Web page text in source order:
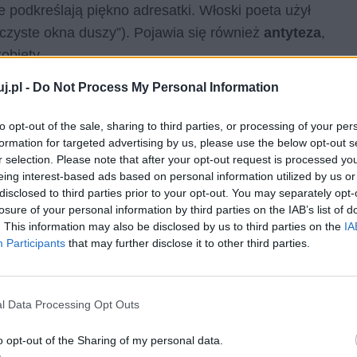
- Do Not Process My Personal Information
opt-out of the sale, sharing to third parties, or processing of your
for targeted advertising by us, please use the below opt-out
selection. Please note that after your opt-out request is processed
interest-based ads based on personal information utilized by us
to third parties prior to your opt-out. You may separately
of your personal information by third parties on the IAB’s list of
This information may also be disclosed by us to third parties on the
Participants that may further disclose it to other third parties.
Data Processing Opt Outs
opt-out of the Sharing of my personal data.
podkreślają piękno adresatki. Włoski poeta użył
okna duszy”). Pojawia się również antyteza,
od 1340 do 1347 roku. Petrarka poświęcił na nie
koniec końców ukazało się aż367utworów, z
Ich tematyka w głównej mierze dotyka
ballady i utwory rycerskie. Zbiór na dwie
wierszy, są one ponumerowane i oznaczone